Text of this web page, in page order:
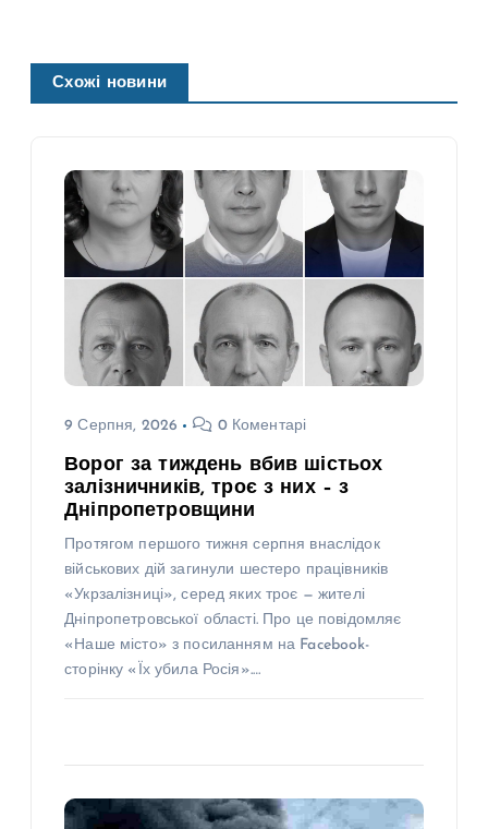
Схожі новини
9 Серпня, 2026 0 Коментарі
Ворог за тиждень вбив шістьох
залізничників, троє з них – з
Дніпропетровщини
Протягом першого тижня серпня внаслідок
військових дій загинули шестеро працівників
«Укрзалізниці», серед яких троє — жителі
Дніпропетровської області. Про це повідомляє
«Наше місто» з посиланням на Facebook-
сторінку «Їх убила Росія».…